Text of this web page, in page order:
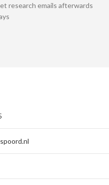
research emails afterwards